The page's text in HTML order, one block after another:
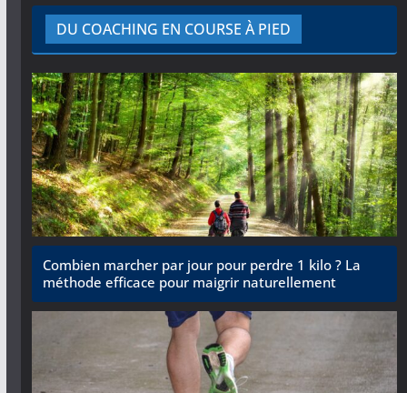
DU COACHING EN COURSE À PIED
Combien marcher par jour pour perdre 1 kilo ? La
méthode efficace pour maigrir naturellement